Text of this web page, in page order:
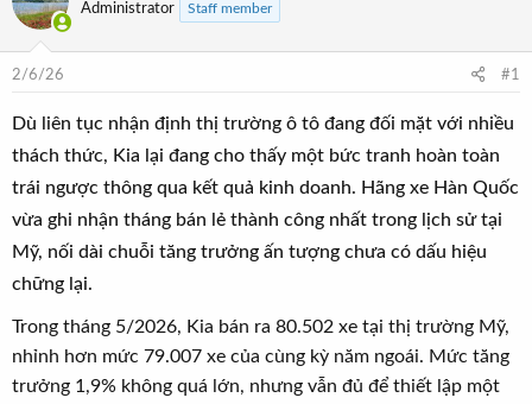
e
d
t
t
e
r
y
đ
Administrator Staff member
2/6/26 #1
Dù liên tục nhận định thị trường ô tô đang đối mặt với nhiều
thách thức, Kia lại đang cho thấy một bức tranh hoàn toàn
trái ngược thông qua kết quả kinh doanh. Hãng xe Hàn Quốc
vừa ghi nhận tháng bán lẻ thành công nhất trong lịch sử tại
Mỹ, nối dài chuỗi tăng trưởng ấn tượng chưa có dấu hiệu
chững lại.
Trong tháng 5/2026, Kia bán ra 80.502 xe tại thị trường Mỹ,
nhỉnh hơn mức 79.007 xe của cùng kỳ năm ngoái. Mức tăng
trưởng 1,9% không quá lớn, nhưng vẫn đủ để thiết lập một